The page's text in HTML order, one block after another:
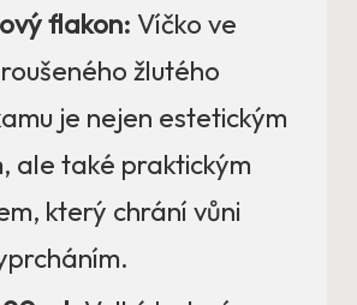
flakon: Víčko ve
žlutého
je nejen estetickým
ale také praktickým
který chrání vůni